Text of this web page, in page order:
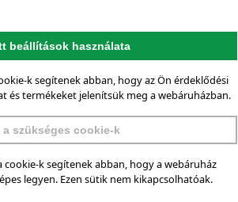
beállítások használata
k segítenek abban, hogy az Ön érdeklődési
és termékeket jelenítsük meg a webáruházban.
a szükséges cookie-k
cookie-k segítenek abban, hogy a webáruház
legyen. Ezen sütik nem kikapcsolhatóak.